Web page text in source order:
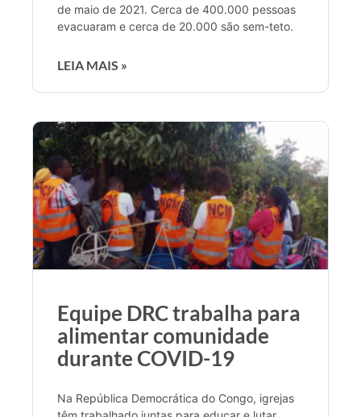
de maio de 2021. Cerca de 400.000 pessoas
evacuaram e cerca de 20.000 são sem-teto.
LEIA MAIS »
Equipe DRC trabalha para
alimentar comunidade
durante COVID-19
Na República Democrática do Congo, igrejas